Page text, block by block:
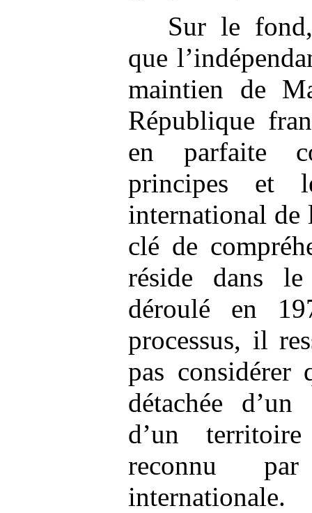
Sur le
que
maintien de
République
en parfaite
principes et
international de
clé de
réside dans le
déroulé en
processus, il
pas considérer
détachée
d’un
reconnu
internationale.